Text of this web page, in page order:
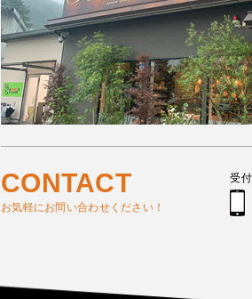
CONTACT
お気軽にお問い合わせください！
受